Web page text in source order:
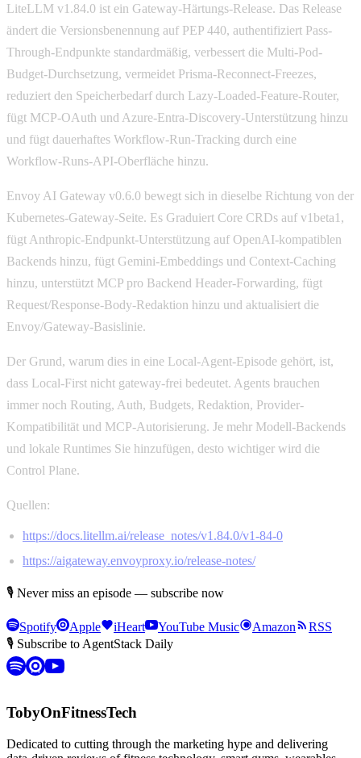
LiteLLM v1.84.0 ist ein Gateway-Härtungs-Release. Das Release
ändert die Versionsbenennung auf PEP 440, authentifiziert Pass-
Through-Endpunkte standardmäßig, verbessert die Multi-Pod-
Budget-Durchsetzung, vermeidet Prisma-Reconnect-Freezes,
reduziert den Speicherbedarf durch Lazy-Loaded-Feature-Router,
fügt MCP-OAuth und Azure-Entra-Discovery-Unterstützung hinzu
und fügt dauerhaftes Workflow-Run-Tracking durch eine
Workflow-Runs-API-Oberfläche hinzu.
Envoy AI Gateway v0.6.0 bewegt sich in dieselbe Richtung von der
Kubernetes-Gateway-Seite. Es Graduiert Core CRDs auf v1beta1,
fügt Anthropic-Endpunkt-Unterstützung auf OpenAI-kompatiblen
Backends hinzu, fügt Gemini-Embeddings und Context-Caching
hinzu, unterstützt MCP pro Backend Header-Forwarding, fügt
Request/Response-Body-Redaktion hinzu und aktualisiert die
Envoy/Gateway-Basislinie.
Der Grund, warum dies in eine Local-Agent-Episode gehört, ist,
dass Local-First nicht gateway-frei bedeutet. Agents brauchen
immer noch Routing, Auth, Budgets, Redaktion, Provider-
Kompatibilität und MCP-Autorisierung. Je mehr Modell-Backends
und lokale Runtimes Sie hinzufügen, desto wichtiger wird die
Control Plane.
Quellen:
https://docs.litellm.ai/release_notes/v1.84.0/v1-84-0
https://aigateway.envoyproxy.io/release-notes/
🎙 Never miss an episode — subscribe now
Spotify Apple iHeart YouTube Music Amazon
RSS
🎙 Subscribe to AgentStack Daily
TobyOnFitnessTech
Dedicated to cutting through the marketing hype and delivering